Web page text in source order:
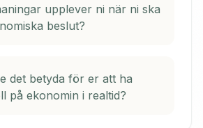
upplever ni när ni ska
beslut?
det betyda för er att ha
på ekonomin i realtid?